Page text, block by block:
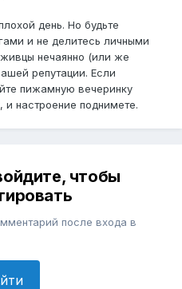
день. Но будьте
и не делитесь личными
нечаянно (или же
репутации. Если
пижамную вечеринку
настроение поднимете.
чтобы
после входа в